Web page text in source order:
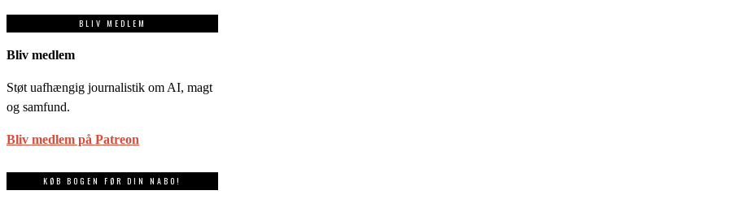
BLIV MEDLEM
Bliv medlem
Støt uafhængig journalistik om AI, magt
og samfund.
Bliv medlem på Patreon
KØB BOGEN FØR DIN NABO!